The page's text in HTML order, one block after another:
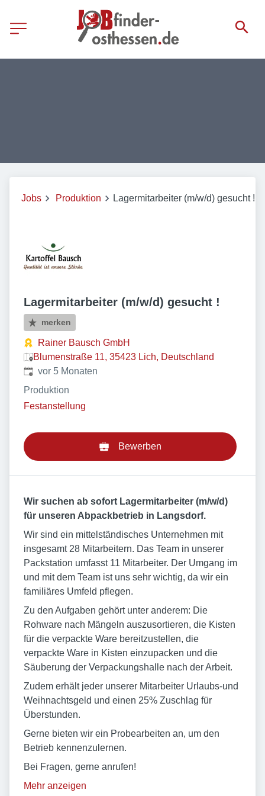
Jobs Produktion Lagermitarbeiter (m/w/d) gesucht !
Lagermitarbeiter (m/w/d) gesucht !
merken
Rainer Bausch GmbH
Blumenstraße 11, 35423 Lich, Deutschland
Veröffentlicht:
vor 5 Monaten
Produktion
Festanstellung
Bewerben
Wir suchen ab sofort Lagermitarbeiter (m/w/d)
für unseren Abpackbetrieb in Langsdorf.
Wir sind ein mittelständisches Unternehmen mit
insgesamt 28 Mitarbeitern. Das Team in unserer
Packstation umfasst 11 Mitarbeiter. Der Umgang im
und mit dem Team ist uns sehr wichtig, da wir ein
familiäres Umfeld pflegen.
Zu den Aufgaben gehört unter anderem: Die
Rohware nach Mängeln auszusortieren, die Kisten
für die verpackte Ware bereitzustellen, die
verpackte Ware in Kisten einzupacken und die
Säuberung der Verpackungshalle nach der Arbeit.
Zudem erhält jeder unserer Mitarbeiter Urlaubs-und
Weihnachtsgeld und einen 25% Zuschlag für
Überstunden.
Gerne bieten wir ein Probearbeiten an, um den
Betrieb kennenzulernen.
Bei Fragen, gerne anrufen!
Mehr anzeigen